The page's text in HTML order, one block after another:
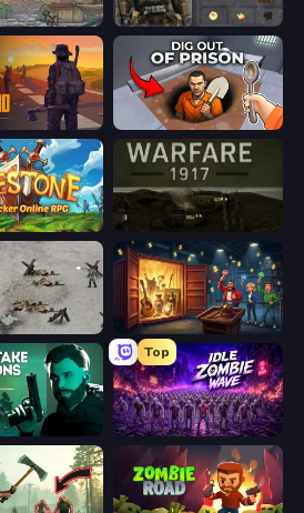
War Groups
Survival Dig out of Prison
Firestone – Idle Clicker Online RPG Warfare 1917
Container Auction
Top
Idle Zombie Wave: Survivors